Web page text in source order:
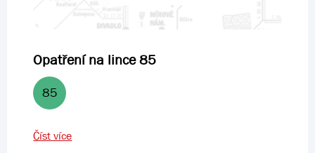
Opatření na lince 85
85
Číst více